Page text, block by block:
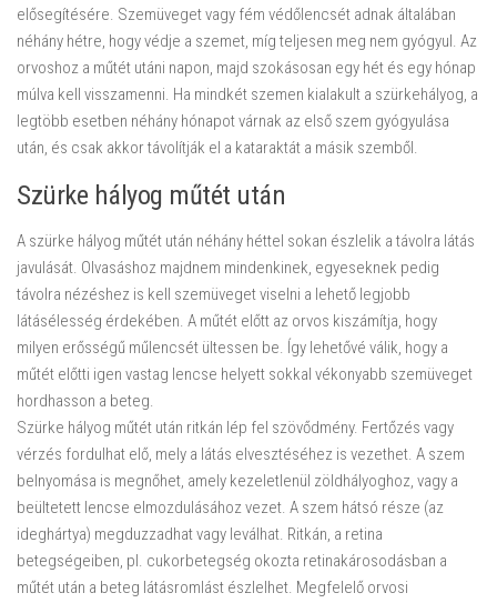
elősegítésére. Szemüveget vagy fém védőlencsét adnak általában
néhány hétre, hogy védje a szemet, míg teljesen meg nem gyógyul. Az
orvoshoz a műtét utáni napon, majd szokásosan egy hét és egy hónap
múlva kell visszamenni. Ha mindkét szemen kialakult a szürkehályog, a
legtöbb esetben néhány hónapot várnak az első szem gyógyulása
után, és csak akkor távolítják el a kataraktát a másik szemből.
Szürke hályog műtét után
A szürke hályog műtét után néhány héttel sokan észlelik a távolra látás
javulását. Olvasáshoz majdnem mindenkinek, egyeseknek pedig
távolra nézéshez is kell szemüveget viselni a lehető legjobb
látásélesség érdekében. A műtét előtt az orvos kiszámítja, hogy
milyen erősségű műlencsét ültessen be. Így lehetővé válik, hogy a
műtét előtti igen vastag lencse helyett sokkal vékonyabb szemüveget
hordhasson a beteg.
Szürke hályog műtét után ritkán lép fel szövődmény. Fertőzés vagy
vérzés fordulhat elő, mely a látás elvesztéséhez is vezethet. A szem
belnyomása is megnőhet, amely kezeletlenül zöldhályoghoz, vagy a
beültetett lencse elmozdulásához vezet. A szem hátsó része (az
ideghártya) megduzzadhat vagy leválhat. Ritkán, a retina
betegségeiben, pl. cukorbetegség okozta retinakárosodásban a
műtét után a beteg látásromlást észlelhet. Megfelelő orvosi